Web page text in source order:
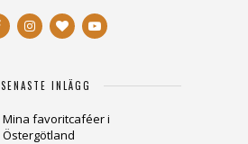
SENASTE INLÄGG
Mina favoritcaféer i
Östergötland